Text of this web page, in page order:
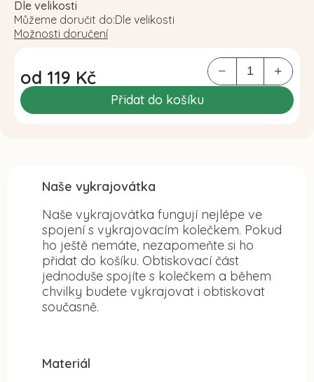
od 119 Kč
Měrná
cena:
Přidat do košíku
Dle velikosti
Můžeme doručit do:Dle velikosti
Možnosti doručení
Naše vykrajovátka
Naše vykrajovátka fungují nejlépe ve
spojení s vykrajovacím kolečkem. Pokud
ho ještě nemáte, nezapomeňte si ho
přidat do košíku. Obtiskovací část
jednoduše spojíte s kolečkem a během
chvilky budete vykrajovat i obtiskovat
současně.
Materiál